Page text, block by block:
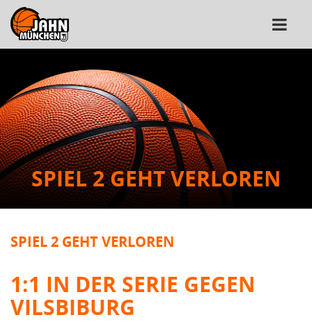
SPIEL 2 GEHT VERLOREN
SPIEL 2 GEHT VERLOREN
1:1 IN DER SERIE GEGEN
VILSBIBURG